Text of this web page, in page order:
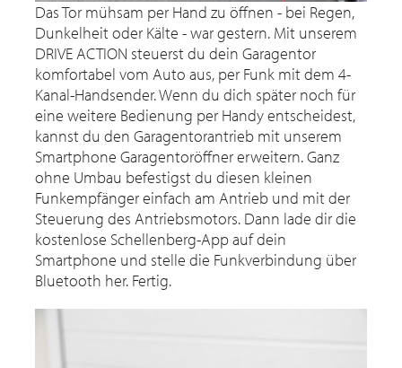
Das Tor mühsam per Hand zu öffnen - bei Regen,
Dunkelheit oder Kälte - war gestern. Mit unserem
DRIVE ACTION steuerst du dein Garagentor
komfortabel vom Auto aus, per Funk mit dem 4-
Kanal-Handsender. Wenn du dich später noch für
eine weitere Bedienung per Handy entscheidest,
kannst du den Garagentorantrieb mit unserem
Smartphone Garagentoröffner erweitern. Ganz
ohne Umbau befestigst du diesen kleinen
Funkempfänger einfach am Antrieb und mit der
Steuerung des Antriebsmotors. Dann lade dir die
kostenlose Schellenberg-App auf dein
Smartphone und stelle die Funkverbindung über
Bluetooth her. Fertig.